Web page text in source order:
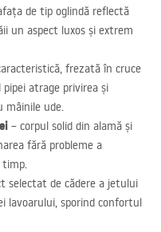
de tip oglindă reflectă
un aspect luxos și extrem
frezată în cruce
atrage privirea și
mâinile ude.
– corpul solid din alamă și
fără probleme a
timp.
selectat de cădere a jetului
lavoarului, sporind confortul